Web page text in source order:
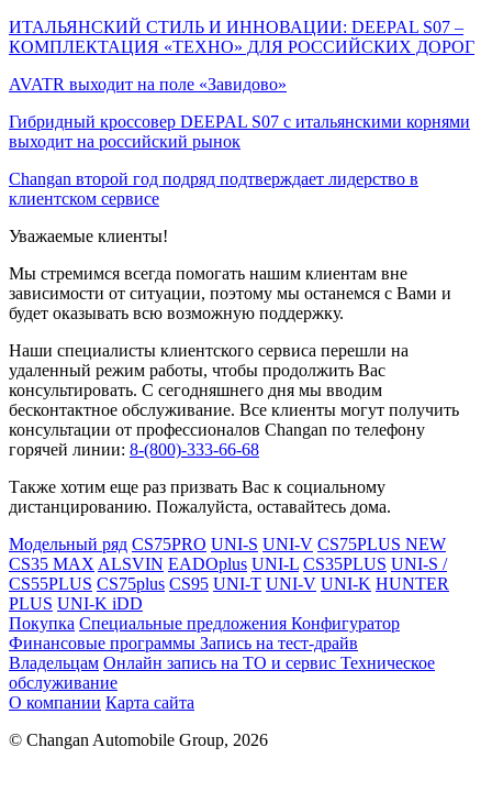
ИТАЛЬЯНСКИЙ СТИЛЬ И ИННОВАЦИИ: DEEPAL S07 –
КОМПЛЕКТАЦИЯ «ТЕХНО» ДЛЯ РОССИЙСКИХ ДОРОГ
AVATR выходит на поле «Завидово»
Гибридный кроссовер DEEPAL S07 с итальянскими корнями
выходит на российский рынок
Changan второй год подряд подтверждает лидерство в
клиентском сервисе
Уважаемые клиенты!
Мы стремимся всегда помогать нашим клиентам вне
зависимости от ситуации, поэтому мы останемся с Вами и
будет оказывать всю возможную поддержку.
Наши специалисты клиентского сервиса перешли на
удаленный режим работы, чтобы продолжить Вас
консультировать. С сегодняшнего дня мы вводим
бесконтактное обслуживание. Все клиенты могут получить
консультации от профессионалов Changan по телефону
горячей линии: 8-(800)-333-66-68
Также хотим еще раз призвать Вас к социальному
дистанцированию. Пожалуйста, оставайтесь дома.
Модельный ряд CS75PRO UNI-S UNI-V CS75PLUS NEW
CS35 MAX ALSVIN EADOplus UNI-L CS35PLUS UNI-S /
CS55PLUS CS75plus CS95 UNI-T UNI-V UNI-K HUNTER
PLUS UNI-K iDD
Покупка Специальные предложения Конфигуратор
Финансовые программы Запись на тест-драйв
Владельцам Онлайн запись на ТО и сервис Техническое
обслуживание
О компании Карта сайта
© Changan Automobile Group, 2026